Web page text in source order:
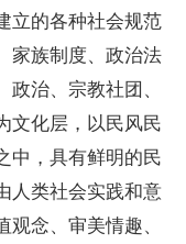
立的各种社会规范
家族制度、政治法
治、宗教社团、
文化层，以民风民
中，具有鲜明的民
人类社会实践和意
念、审美情趣、